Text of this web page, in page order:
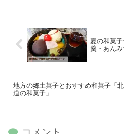
夏の和菓
羹・あん
地方の郷土菓子とおすすめ和菓子「
道の和菓子」